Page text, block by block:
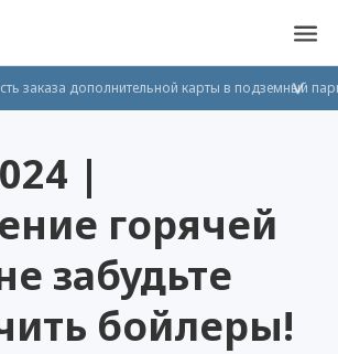
>
заказа дополнительной карты в подземный
|
горячей
забудьте
бойлеры!